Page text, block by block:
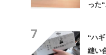
った
7
“ハ
縫い